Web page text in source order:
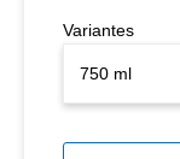
Variantes